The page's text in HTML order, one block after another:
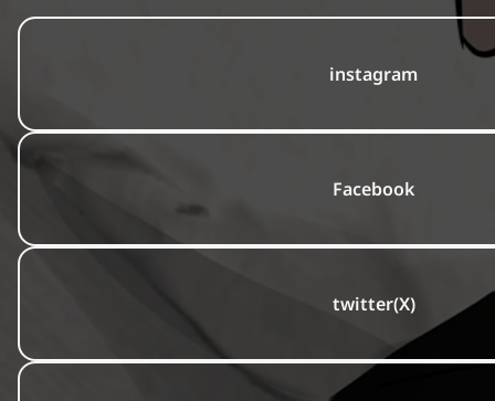
instagram
Facebook
twitter(X)